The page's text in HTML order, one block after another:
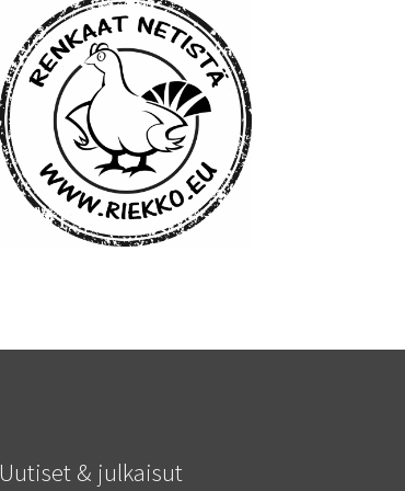
Uutiset & julkaisut